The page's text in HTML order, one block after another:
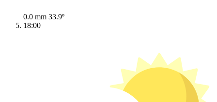
0.0 mm 33.9º
18:00